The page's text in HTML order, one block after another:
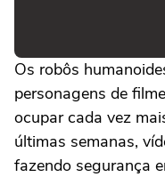
Os robôs
personagens de
ocupar cada vez
últimas semanas,
fazendo segurança